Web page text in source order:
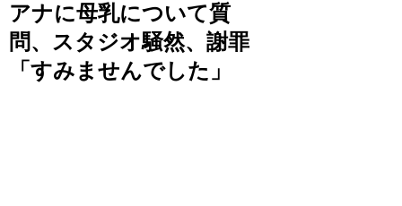
アナに母乳について質
問、スタジオ騒然、謝罪
「すみませんでした」